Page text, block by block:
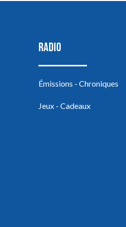
RADIO
Émissions - Chroniques
Jeux - Cadeaux